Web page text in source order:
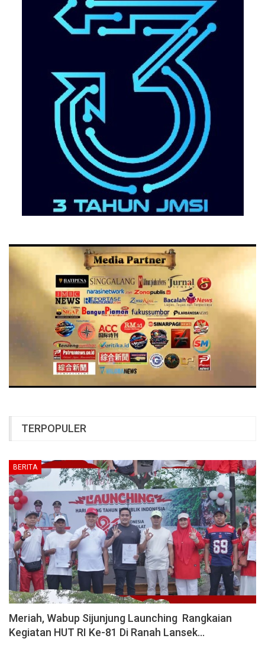
TERPOPULER
BERITA
Meriah, Wabup Sijunjung Launching Rangkaian
Kegiatan HUT RI Ke-81 Di Ranah Lansek…